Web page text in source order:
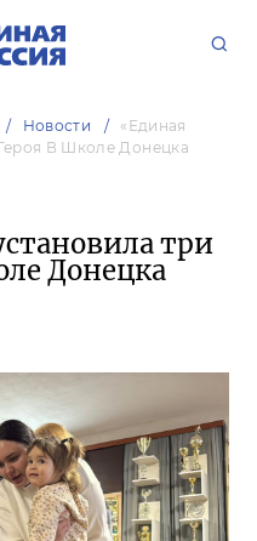
Новости
«Единая
В Школе Донецка
три
Донецка